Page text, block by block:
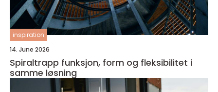
inspiration
14. June 2026
Spiraltrapp funksjon, form og fleksibilitet i
samme løsning